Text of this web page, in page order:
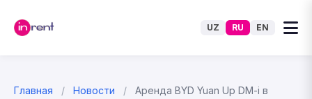
UZ RU EN
Главная / Новости /
Аренда BYD Yuan Up DM-i в